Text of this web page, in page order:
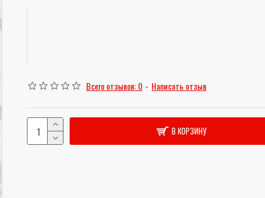
Всего отзывов: 0 - Написать отзыв
В КОРЗИНУ